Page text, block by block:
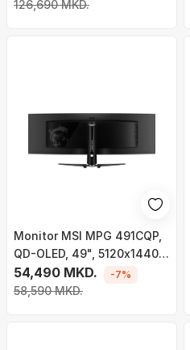
RAM 2TB SSD, i zi
126,690 MKD.
Monitor MSI MPG 491CQP,
QD-OLED, 49", 5120x1440,
DQHD, 144Hz, HDR True
Black 400​
54,490 MKD.
58,590 MKD.
-7%